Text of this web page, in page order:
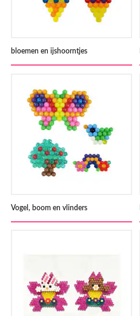
bloemen en ijshoorntjes
Vogel, boom en vlinders